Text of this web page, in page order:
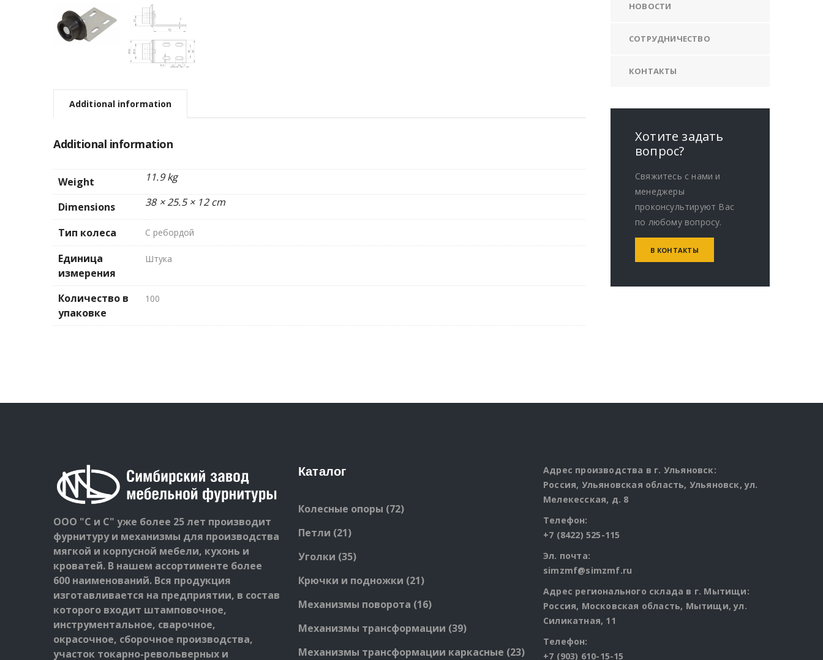
Additional information
Additional information
Weight 11.9 kg
Dimensions 38 × 25.5 × 12 cm
Тип колеса С ребордой
Единица
измерения
Штука
Количество в
упаковке
100
НОВОСТИ
СОТРУДНИЧЕСТВО
КОНТАКТЫ
Хотите задать
вопрос?
Свяжитесь с нами и
менеджеры
проконсультируют Вас
по любому вопросу.
В КОНТАКТЫ
ООО "С и С" уже более 25 лет производит
фурнитуру и механизмы для производства
мягкой и корпусной мебели, кухонь и
кроватей. В нашем ассортименте более
600 наименований. Вся продукция
изготавливается на предприятии, в состав
которого входит штамповочное,
инструментальное, сварочное,
окрасочное, сборочное производства,
участок токарно-револьверных и
Каталог
Колесные опоры 7272
Петли 2121
Уголки 3535
Крючки и подножки 2121
Механизмы поворота 1616
Механизмы трансформации 3939
Механизмы трансформации каркасные 2323
Адрес производства в г. Ульяновск:
Россия, Ульяновская область, Ульяновск, ул.
Мелекесская, д. 8
Телефон:
+7 (8422) 525-115
Эл. почта:
simzmf@simzmf.ru
Адрес регионального склада в г. Мытищи:
Россия, Московская область, Мытищи, ул.
Силикатная, 11
Телефон:
+7 (903) 610-15-15